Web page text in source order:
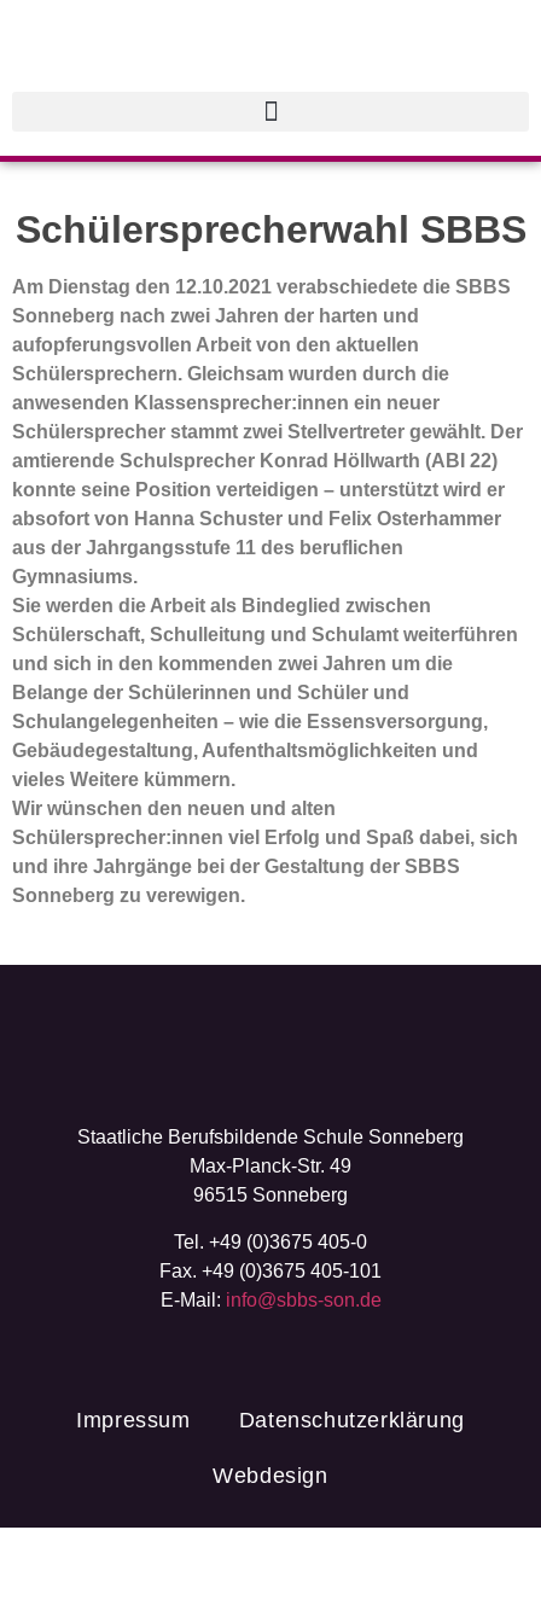
Schülersprecherwahl SBBS
Am Dienstag den 12.10.2021 verabschiedete die SBBS
Sonneberg nach zwei Jahren der harten und
aufopferungsvollen Arbeit von den aktuellen
Schülersprechern. Gleichsam wurden durch die
anwesenden Klassensprecher:innen ein neuer
Schülersprecher stammt zwei Stellvertreter gewählt. Der
amtierende Schulsprecher Konrad Höllwarth (ABI 22)
konnte seine Position verteidigen – unterstützt wird er
absofort von Hanna Schuster und Felix Osterhammer
aus der Jahrgangsstufe 11 des beruflichen
Gymnasiums.
Sie werden die Arbeit als Bindeglied zwischen
Schülerschaft, Schulleitung und Schulamt weiterführen
und sich in den kommenden zwei Jahren um die
Belange der Schülerinnen und Schüler und
Schulangelegenheiten – wie die Essensversorgung,
Gebäudegestaltung, Aufenthaltsmöglichkeiten und
vieles Weitere kümmern.
Wir wünschen den neuen und alten
Schülersprecher:innen viel Erfolg und Spaß dabei, sich
und ihre Jahrgänge bei der Gestaltung der SBBS
Sonneberg zu verewigen.
Staatliche Berufsbildende Schule Sonneberg
Max-Planck-Str. 49
96515 Sonneberg
Tel. +49 (0)3675 405-0
Fax. +49 (0)3675 405-101
E-Mail: info@sbbs-son.de
Impressum Datenschutzerklärung
Webdesign